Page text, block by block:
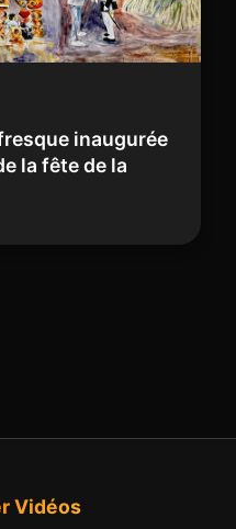
inaugurée
la fête de la
Vidéos